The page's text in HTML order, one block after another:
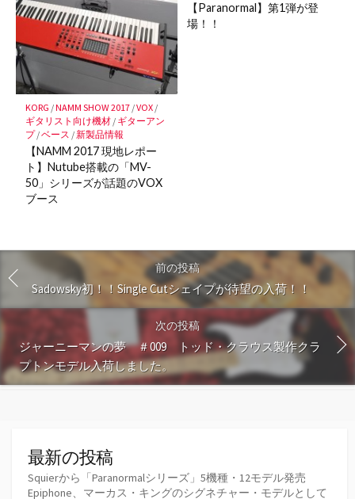
KORG /NAMM SHOW 2017/VOX/
ギタリスト向け機材/ ギターアン
プ/ベース /新製品情報
【NAMM 2017 現地レポー
ト】Nutube搭載の「MV-
50」シリーズが話題のVOX
ブース
【Paranormal】第1弾が登
場！！
前の投稿
Sadowsky初！！Single Cutシェイプが待望の入荷！！
次の投稿
ジャーニーマンの夢 ＃009 トッド・クラウス製作クラ
プトンモデル入荷しました。
最新の投稿
Squierから「Paranormalシリーズ」5機種・12モデル発売
Epiphone、マーカス・キングのシグネチャー・モデルとして